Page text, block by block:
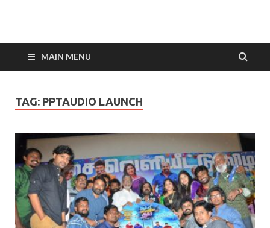
MAIN MENU
TAG: PPTAUDIO LAUNCH